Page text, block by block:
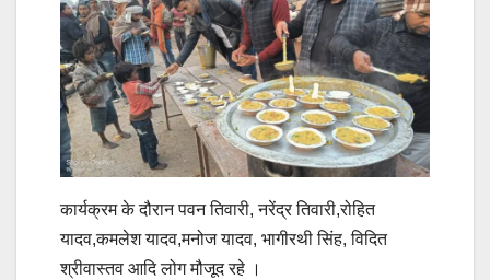
कार्यक्रम के दौरान पवन तिवारी, नरेंद्र तिवारी,रोहित
यादव,कमलेश यादव,मनोज यादव, भागीरथी सिंह, विदित
श्रीवास्तव आदि लोग मौजूद रहे ।